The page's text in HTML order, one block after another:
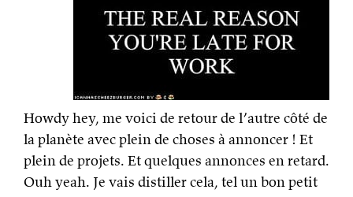
Howdy hey, me voici de retour de l’autre côté de
la planète avec plein de choses à annoncer ! Et
plein de projets. Et quelques annonces en retard.
Ouh yeah. Je vais distiller cela, tel un bon petit